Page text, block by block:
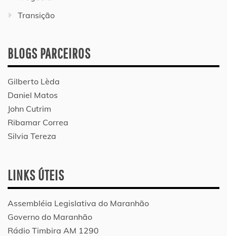
Transição
BLOGS PARCEIROS
Gilberto Lèda
Daniel Matos
John Cutrim
Ribamar Correa
Silvia Tereza
LINKS ÚTEIS
Assembléia Legislativa do Maranhão
Governo do Maranhão
Rádio Timbira AM 1290